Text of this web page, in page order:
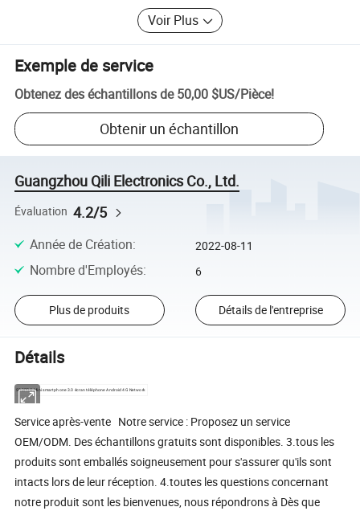
Voir Plus
Exemple de service
Obtenez des échantillons de 50,00 $US/Pièce!
Obtenir un échantillon
Guangzhou Qili Electronics Co., Ltd.
Évaluation 4.2/5
Année de Création: 2022-08-11
Nombre d'Employés: 6
Plus de produits Détails de l'entreprise
Détails
S23PRO Mini smartphone 3.0 écran téléphone Android 4G Network
Service après-vente Notre service : Proposez un service
OEM/ODM. Des échantillons gratuits sont disponibles. 3.tous les
produits sont emballés soigneusement pour s'assurer qu'ils sont
intacts lors de leur réception. 4.toutes les questions concernant
notre produit sont les bienvenues, nous répondrons à Dès que